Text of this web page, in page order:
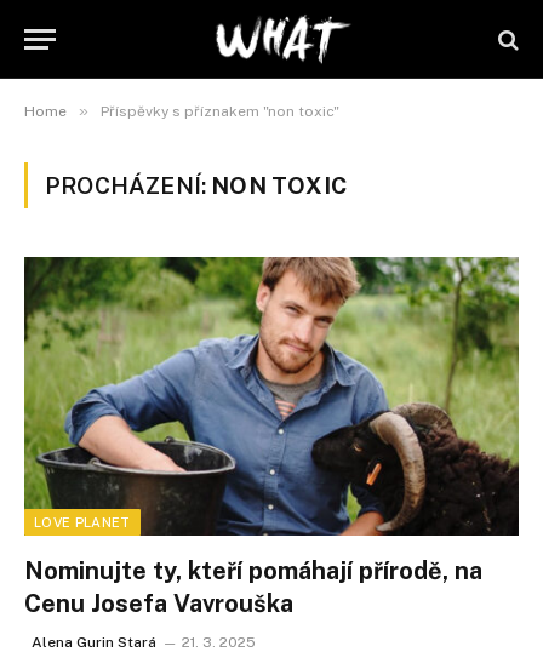
Home » Příspěvky s příznakem "non toxic"
PROCHÁZENÍ: NON TOXIC
LOVE PLANET
Nominujte ty, kteří pomáhají přírodě, na
Cenu Josefa Vavrouška
Alena Gurin Stará 21. 3. 2025